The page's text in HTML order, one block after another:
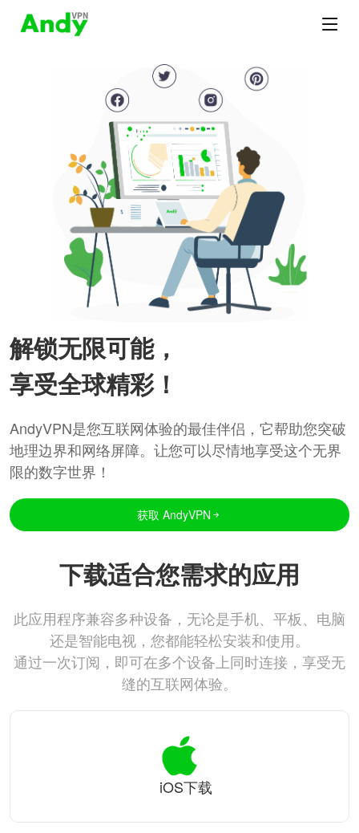
解锁无限可能，
享受全球精彩！
AndyVPN是您互联网体验的最佳伴侣，它帮助您突破
地理边界和网络屏障。让您可以尽情地享受这个无界
限的数字世界！
获取 AndyVPN
下载适合您需求的应用
此应用程序兼容多种设备，无论是手机、平板、电脑
还是智能电视，您都能轻松安装和使用。
通过一次订阅，即可在多个设备上同时连接，享受无
缝的互联网体验。
iOS下载